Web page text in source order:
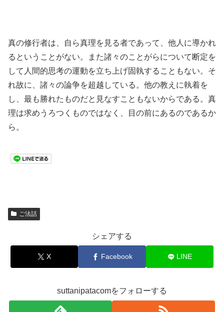
真の修行者は、自ら真理を見る者であって、他人に導かれ
るということがない。また諸々のことがらについて断定を
して人間的思考の運動を立ち上げ固執することもない。そ
れ故に、諸々の論争を超越している。他の教えに執着を
し、最も勝れたものだと見なすこともないからである。真
理は求めうろつくものではなく、目の前にあるのであるか
ら。
ご法話
シェアする
X Facebook LINE
suttanipatacomをフォローする